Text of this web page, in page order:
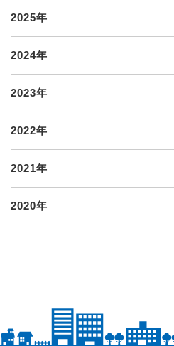
2025年
2024年
2023年
2022年
2021年
2020年